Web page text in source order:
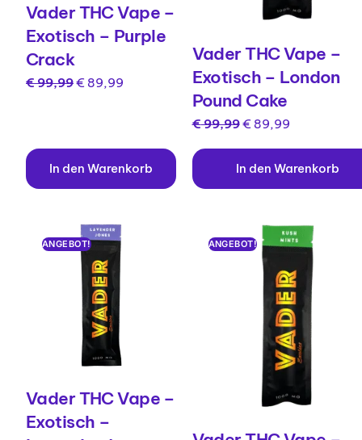
Vader THC Vape –
Exotisch – Purple
Crack
€99,99€ 89,99
In den Warenkorb
Vader THC Vape –
Exotisch – London
Pound Cake
€99,99€ 89,99
In den Warenkorb
ANGEBOT!
Vader THC Vape –
Exotisch –
ANGEBOT!